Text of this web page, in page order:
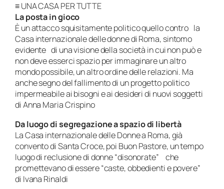
≡ UNA CASA PER TUTTE
La posta in gioco
È un attacco squisitamente politico quello contro la
Casa internazionale delle donne di Roma, sintomo
evidente di una visione della società in cui non può e
non deve esserci spazio per immaginare un altro
mondo possibile, un altro ordine delle relazioni. Ma
anche segno del fallimento di un progetto politico
impermeabile ai bisogni e ai desideri di nuovi soggetti
di Anna Maria Crispino
Da luogo di segregazione a spazio di libertà
La Casa internazionale delle Donne a Roma, già
convento di Santa Croce, poi Buon Pastore, un tempo
luogo di reclusione di donne “disonorate” che
promettevano di essere “caste, obbedienti e povere”
di Ivana Rinaldi